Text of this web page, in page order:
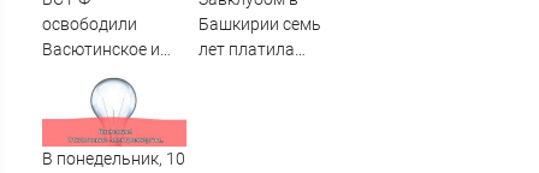
освободили
Васютинское и
Торецкое в ДНР -
Новости на
Вести.ru
Башкирии семь
лет платила
В понедельник, 10